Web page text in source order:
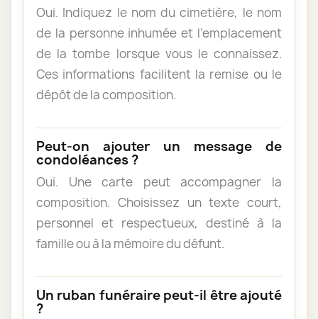
Oui. Indiquez le nom du cimetière, le nom
de la personne inhumée et l’emplacement
de la tombe lorsque vous le connaissez.
Ces informations facilitent la remise ou le
dépôt de la composition.
Peut-on ajouter un message de
condoléances ?
Oui. Une carte peut accompagner la
composition. Choisissez un texte court,
personnel et respectueux, destiné à la
famille ou à la mémoire du défunt.
Un ruban funéraire peut-il être ajouté
?